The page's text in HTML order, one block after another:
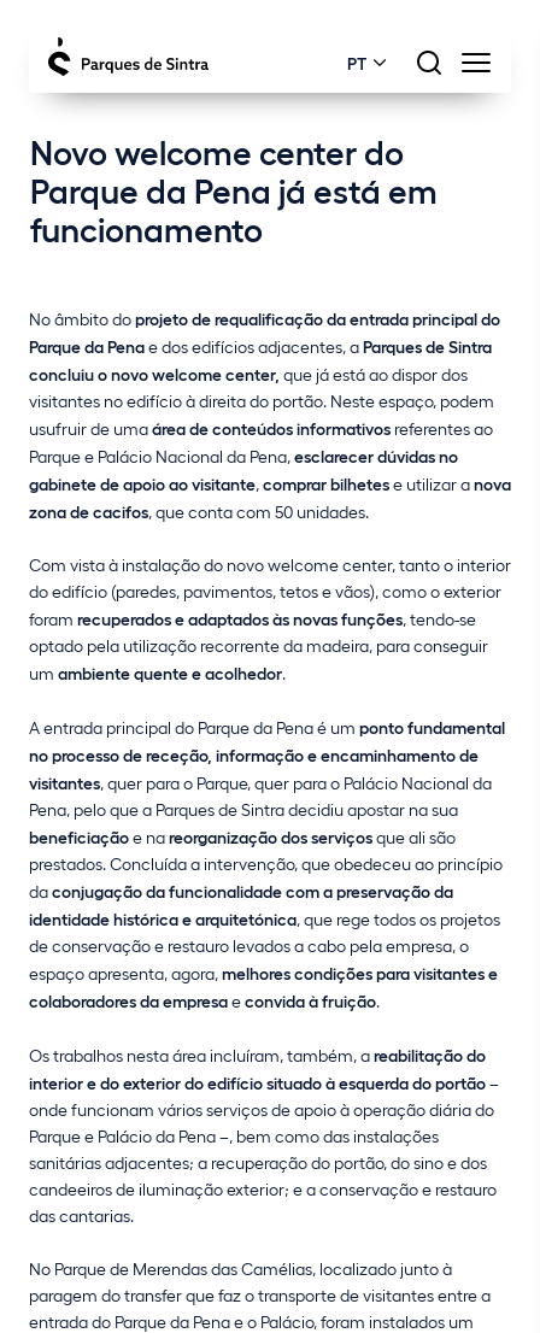
PT
Novo welcome center do
Parque da Pena já está em
funcionamento
No âmbito doprojeto de requalificação da entrada principal do
Parque da Penae dos edifícios adjacentes, aParques de Sintra
concluiu o novo welcome center, que já está ao dispor dos
visitantes no edifício à direita do portão. Neste espaço, podem
usufruir de umaárea de conteúdos informativos referentes ao
Parque e Palácio Nacional da Pena,esclarecer dúvidas no
gabinete de apoio ao visitante,comprar bilhetese utilizar anova
zona de cacifos, que conta com 50 unidades.
Com vista à instalação do novo welcome center, tanto o interior
do edifício (paredes, pavimentos, tetos e vãos), como o exterior
foram recuperados e adaptados às novas funções, tendo-se
optado pela utilização recorrente da madeira, para conseguir
um ambiente quente e acolhedor.
A entrada principal do Parque da Pena é um ponto fundamental
no processo de receção, informação e encaminhamento de
visitantes, quer para o Parque, quer para o Palácio Nacional da
Pena, pelo que a Parques de Sintra decidiu apostar na sua
beneficiaçãoe nareorganização dos serviçosque ali são
prestados. Concluída a intervenção, que obedeceu ao princípio
daconjugação da funcionalidade com a preservação da
identidade histórica e arquitetónica, que rege todos os projetos
de conservação e restauro levados a cabo pela empresa, o
espaço apresenta, agora,melhores condições para visitantes e
colaboradores da empresaeconvida à fruição.
Os trabalhos nesta área incluíram, também, areabilitação do
interior e do exterior do edifício situado à esquerda do portão–
onde funcionam vários serviços de apoio à operação diária do
Parque e Palácio da Pena –, bem como das instalações
sanitárias adjacentes; a recuperação do portão, do sino e dos
candeeiros de iluminação exterior; e a conservação e restauro
das cantarias.
No Parque de Merendas das Camélias, localizado junto à
paragem do transfer que faz o transporte de visitantes entre a
entrada do Parque da Pena e o Palácio, foram instalados um